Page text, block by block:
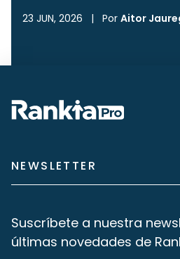
23 JUN, 2026 | Por Aitor
NEWSLETTER
Suscríbete a nuestra
últimas novedades de